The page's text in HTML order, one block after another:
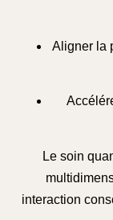
Aligner la
Le soin
interaction